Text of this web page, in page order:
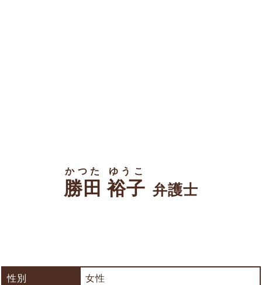
勝田 裕子
かつた ゆうこ
弁護士
性別
女性